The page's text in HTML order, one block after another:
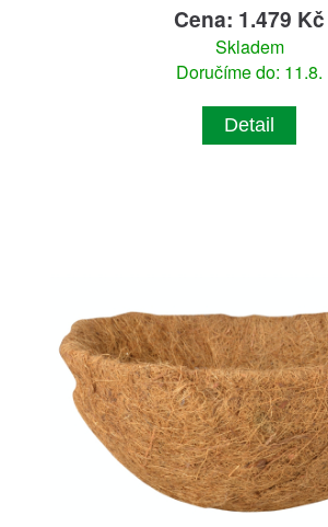
Cena: 1.479 Kč
Skladem
Doručíme do: 11.8.
Detail